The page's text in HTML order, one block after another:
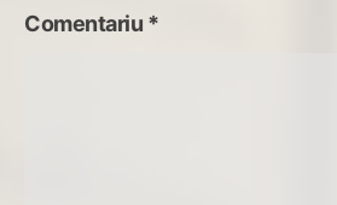
Comentariu *